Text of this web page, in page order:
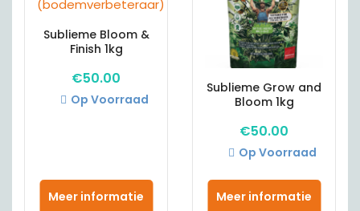
Sublieme Bloom &
Finish 1kg
€50.00
Meer informatie
Op Voorraad
Sublieme Grow and
Bloom 1kg
€50.00
Meer informatie
Op Voorraad